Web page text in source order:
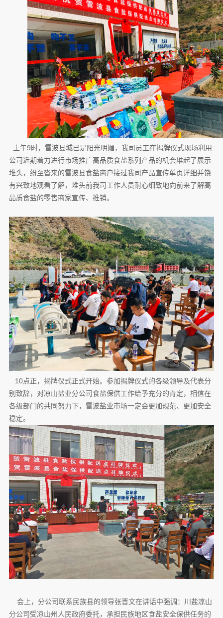
上午9时，雷波县城已是阳光明媚，我司员工在揭牌仪式现场利用
公司近期着力进行市场推广高品质食盐系列产品的机会堆起了展示
堆头，纷至沓来的雷波县食盐商户接过我司产品宣传单页详细并饶
有兴致地观看了解，堆头前我司工作人员耐心细致地向前来了解高
品质食盐的零售商家宣传、推销。
10点正，揭牌仪式正式开始。参加揭牌仪式的各级领导及代表分
别致辞，对凉山盐业分公司食盐保供工作给予充分的肯定，相信在
各级部门的共同努力下，雷波盐业市场一定会更加规范、更加安全
稳定。
会上，分公司联系民族县的领导张晋文在讲话中强调：川盐凉山
分公司受凉山州人民政府委托，承担民族地区食盐安全保供任务的